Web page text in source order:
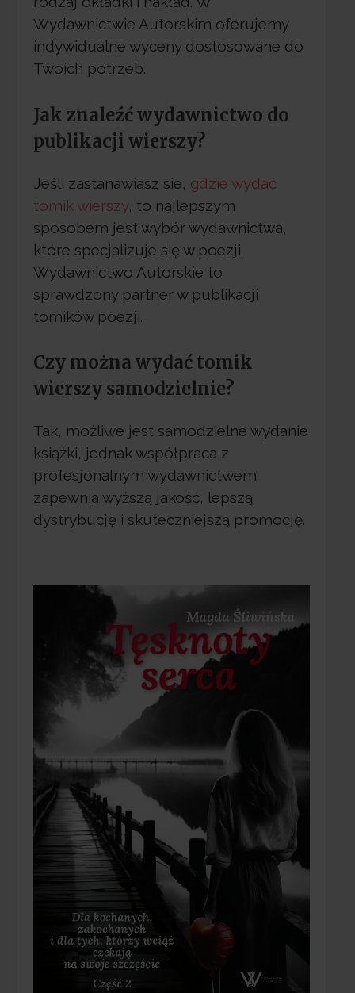
Wydawnictwie Autorskim oferujemy
indywidualne wyceny dostosowane do
Twoich potrzeb.
Jak znaleźć wydawnictwo do
publikacji wierszy?
Jeśli zastanawiasz sie, gdzie wydać
tomik wierszy, to najlepszym
sposobem jest wybór wydawnictwa,
które specjalizuje się w poezji.
Wydawnictwo Autorskie to
sprawdzony partner w publikacji
tomików poezji.
Czy można wydać tomik
wierszy samodzielnie?
Tak, możliwe jest samodzielne wydanie
książki, jednak współpraca z
profesjonalnym wydawnictwem
zapewnia wyższą jakość, lepszą
dystrybucję i skuteczniejszą promocję.